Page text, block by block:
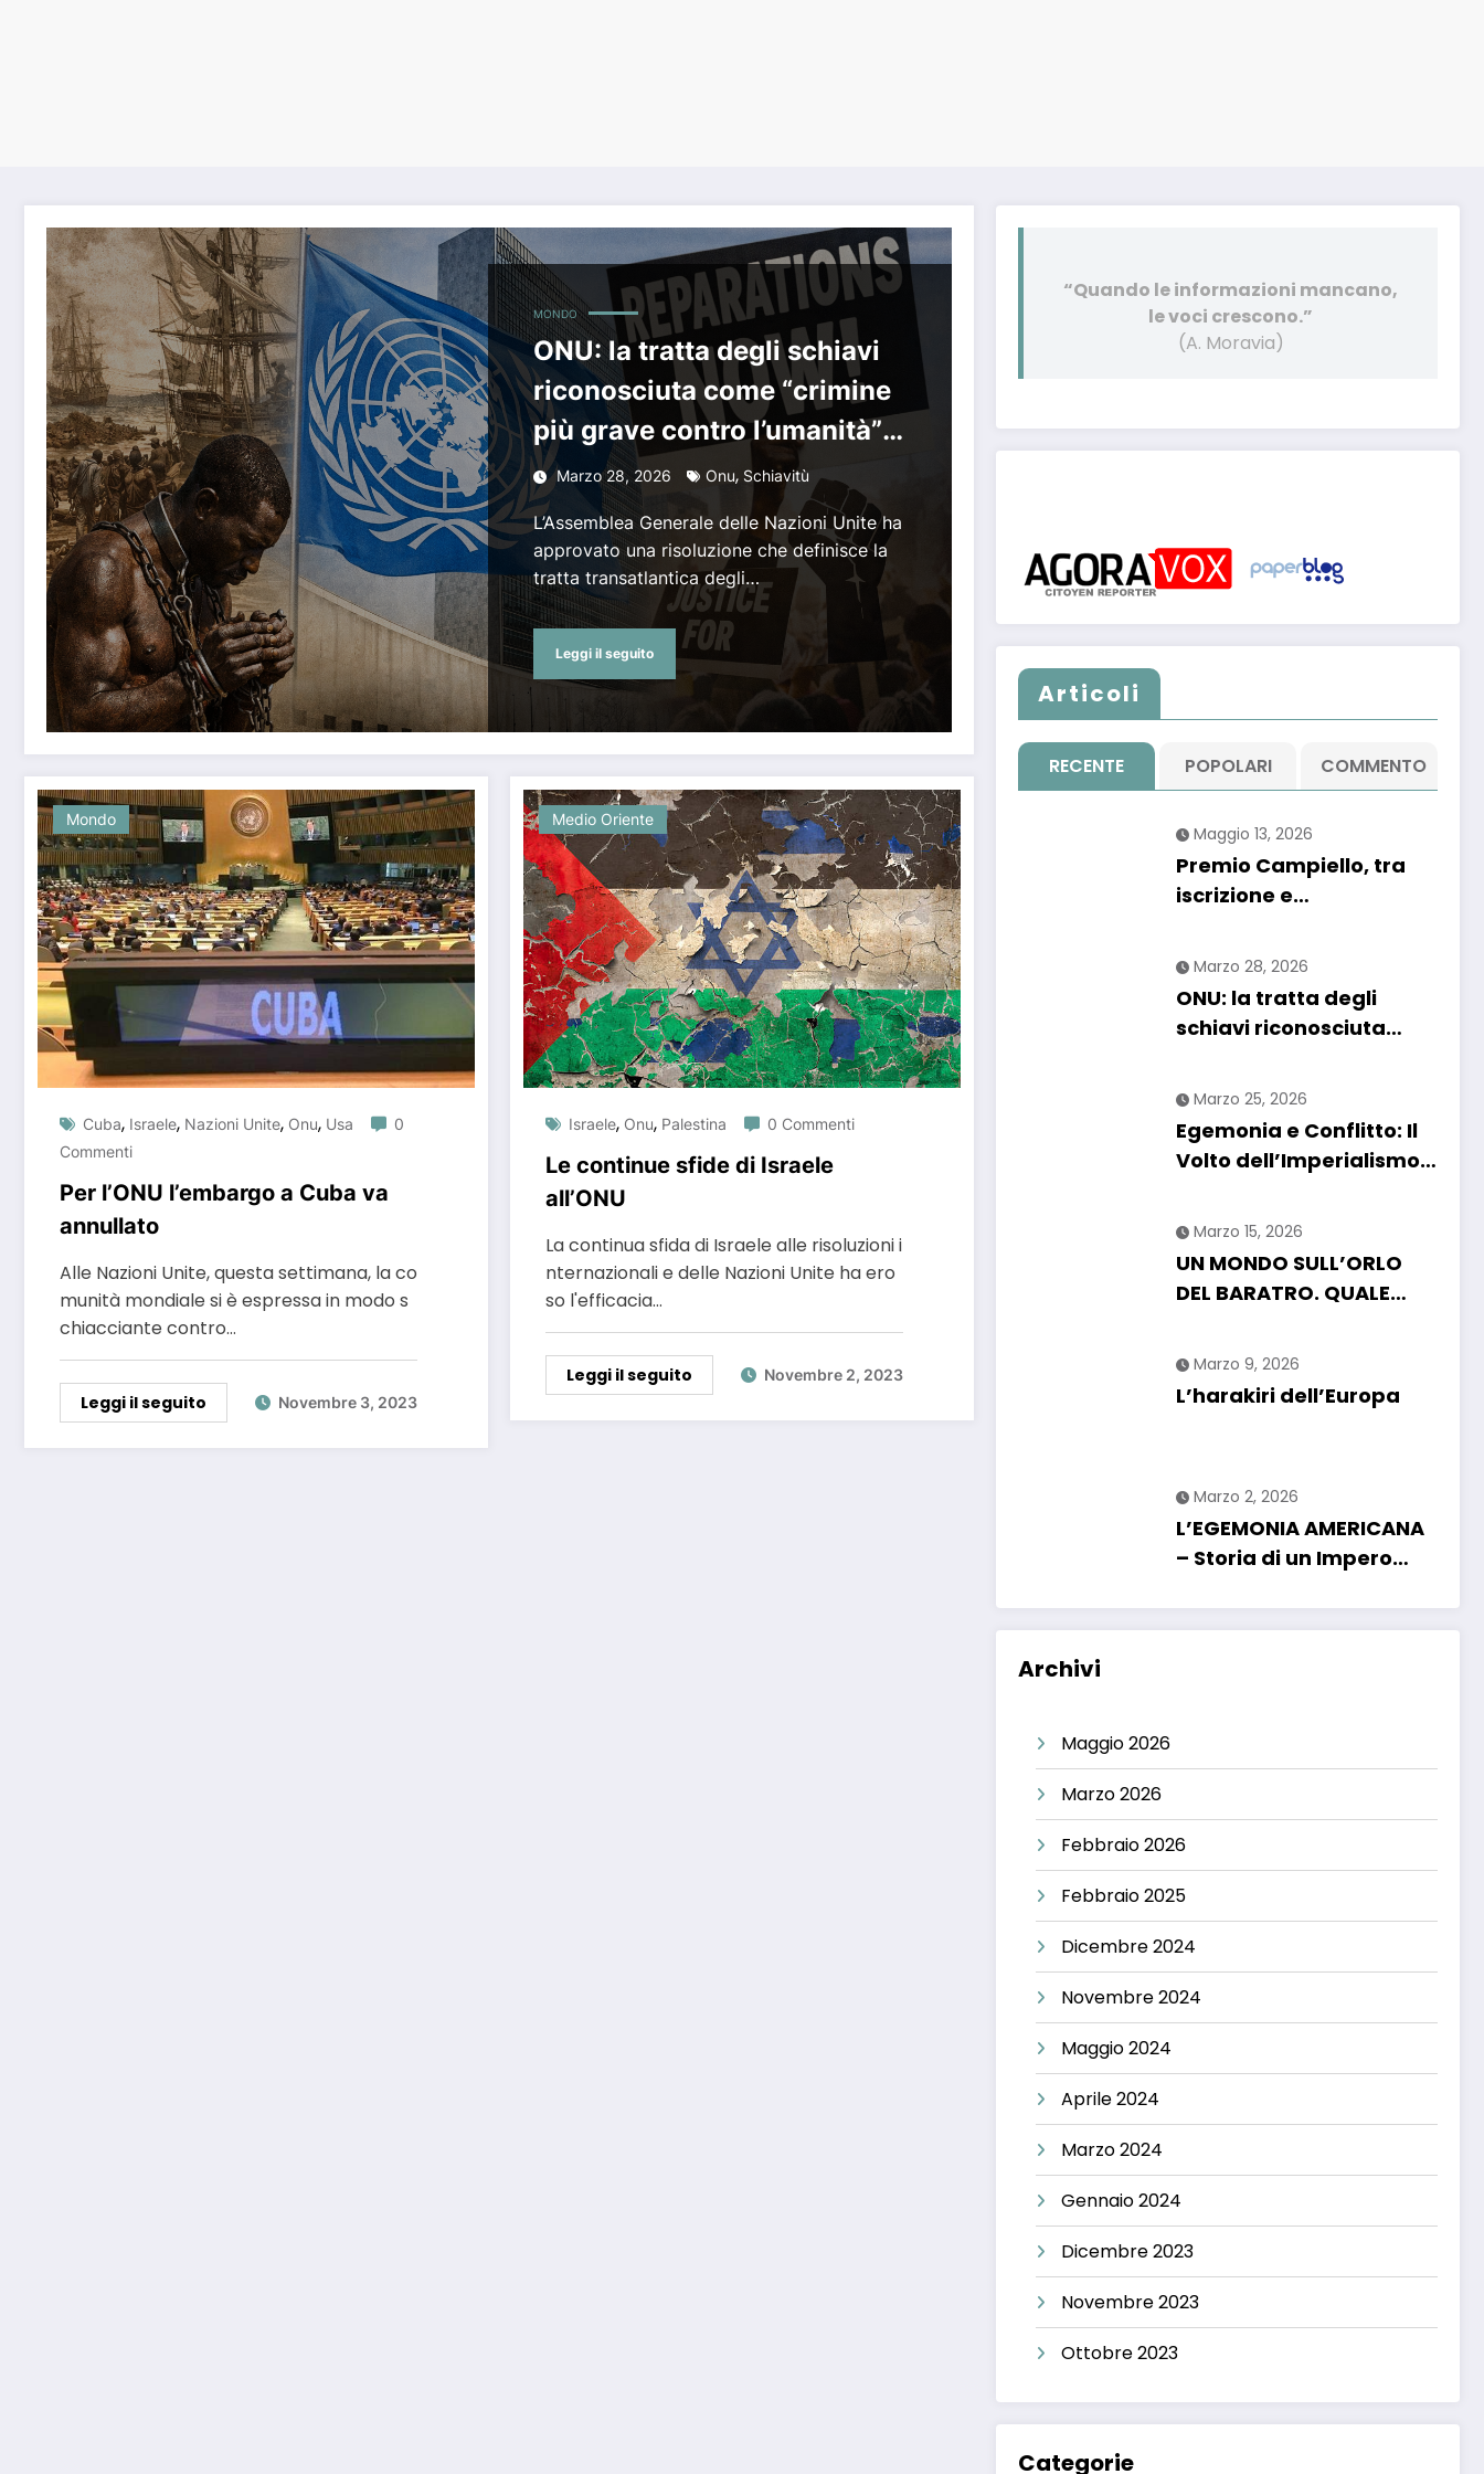
MONDO
ONU: la tratta degli schiavi
riconosciuta come “crimine
più grave contro l’umanità”.
Si riapre il dossier
riparazioni
Marzo 28, 2026 Onu, Schiavitù
L’Assemblea Generale delle Nazioni Unite ha
approvato una risoluzione che definisce la
tratta transatlantica degli…
Leggi il seguito
Mondo
Cuba, Israele, Nazioni Unite, Onu, Usa
0
Commenti
Per l’ONU l’embargo a Cuba va
annullato
Alle Nazioni Unite, questa settimana, la co
munità mondiale si è espressa in modo s
chiacciante contro…
Leggi il seguito Novembre 3, 2023
Medio Oriente
Israele, Onu, Palestina 0 Commenti
Le continue sfide di Israele
all’ONU
La continua sfida di Israele alle risoluzioni i
nternazionali e delle Nazioni Unite ha ero
so l'efficacia…
Leggi il seguito Novembre 2, 2023
“Quando le informazioni mancano,
le voci crescono.”
(A. Moravia)
Articoli
RECENTE POPOLARI COMMENTO
Maggio 13, 2026
Premio Campiello, tra
iscrizione e
regolamento che
confonde più che
chiarire
Marzo 28, 2026
ONU: la tratta degli
schiavi riconosciuta
contro l’umanità”. Si
riapre il dossier
riparazioni
Marzo 25, 2026
Egemonia e Conflitto: Il
Volto dell’Imperialismo
Marzo 15, 2026
UN MONDO SULL’ORLO
DEL BARATRO. QUALE
Marzo 9, 2026
L’harakiri dell’Europa
Marzo 2, 2026
L’EGEMONIA AMERICANA
– Storia di un Impero
Archivi
Maggio 2026
Marzo 2026
Febbraio 2026
Febbraio 2025
Dicembre 2024
Novembre 2024
Maggio 2024
Aprile 2024
Marzo 2024
Gennaio 2024
Dicembre 2023
Novembre 2023
Ottobre 2023
Categorie